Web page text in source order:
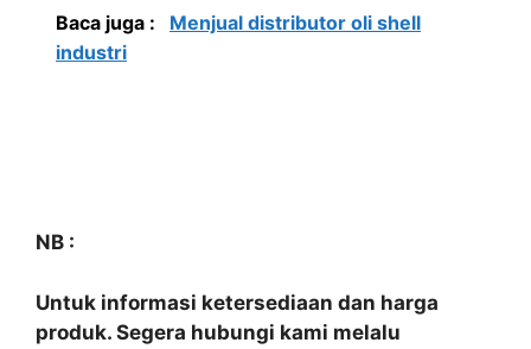
Baca juga :
Menjual distributor oli shell
industri
NB :
Untuk informasi ketersediaan dan harga
produk. Segera hubungi kami melalu